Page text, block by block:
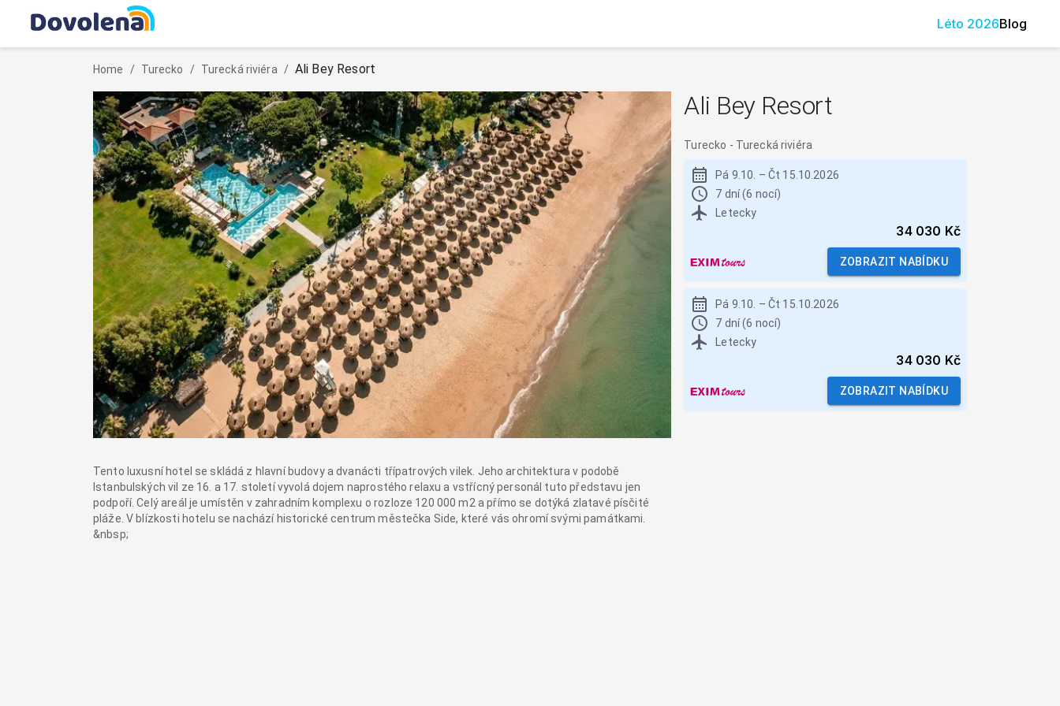
Léto 2026Blog
Home / Turecko / Turecká riviéra / Ali Bey Resort
Tento luxusní hotel se skládá z hlavní budovy a dvanácti třípatrových vilek. Jeho architektura v podobě
Istanbulských vil ze 16. a 17. století vyvolá dojem naprostého relaxu a vstřícný personál tuto představu jen
podpoří. Celý areál je umístěn v zahradním komplexu o rozloze 120 000 m2 a přímo se dotýká zlatavé písčité
pláže. V blízkosti hotelu se nachází historické centrum městečka Side, které vás ohromí svými památkami.
&nbsp;
Ali Bey Resort
Turecko - Turecká riviéra
Pá 9.10. – Čt 15.10.2026
7 dní (6 nocí)
Letecky
34 030 Kč
ZOBRAZIT NABÍDKU
Pá 9.10. – Čt 15.10.2026
7 dní (6 nocí)
Letecky
34 030 Kč
ZOBRAZIT NABÍDKU